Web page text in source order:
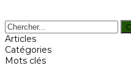
Articles
Catégories
Mots clés